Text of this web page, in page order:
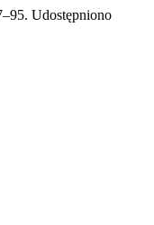
Udostępniono